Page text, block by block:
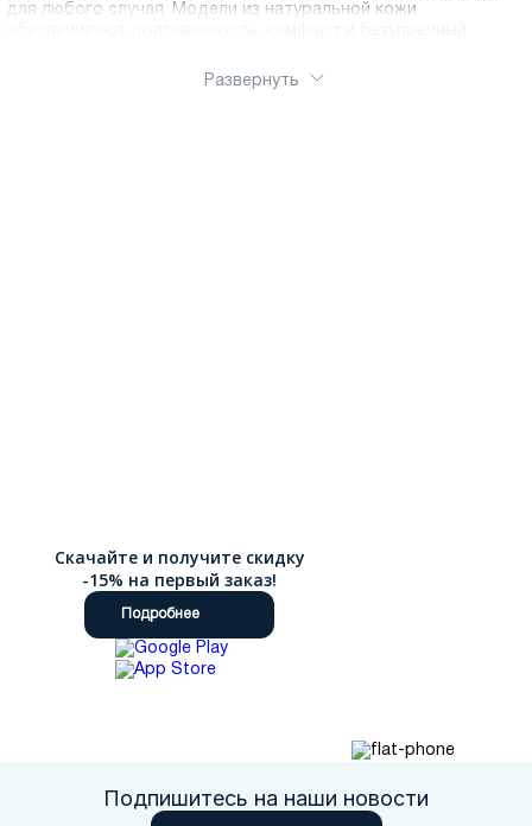
для любого случая. Модели из натуральной кожи
воздухопроницаемостью, позволяя ногам дышать и
Развернуть
Скачайте и получите скидку
-15% на первый заказ!
Подробнее
Подпишитесь на наши новости